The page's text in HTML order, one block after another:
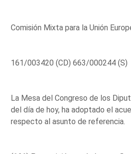
Comisión Mixta para la Unión
161/003420 (CD) 663/000244 (S)
La Mesa del Congreso de los
del día de hoy, ha adoptado el
respecto al asunto de referencia.